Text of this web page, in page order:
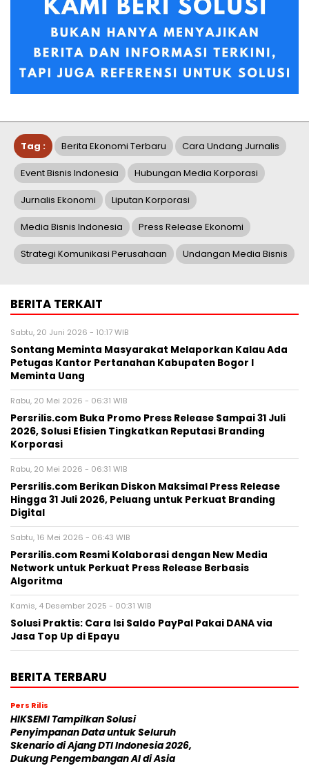
Tag : Berita Ekonomi Terbaru Cara Undang Jurnalis
Event Bisnis Indonesia Hubungan Media Korporasi
Jurnalis Ekonomi Liputan Korporasi
Media Bisnis Indonesia Press Release Ekonomi
Strategi Komunikasi Perusahaan Undangan Media Bisnis
BERITA TERKAIT
Sabtu, 20 Juni 2026 - 10:17 WIB
Sontang Meminta Masyarakat Melaporkan Kalau Ada
Petugas Kantor Pertanahan Kabupaten Bogor I
Meminta Uang
Rabu, 20 Mei 2026 - 06:31 WIB
Persrilis.com Buka Promo Press Release Sampai 31 Juli
2026, Solusi Efisien Tingkatkan Reputasi Branding
Korporasi
Rabu, 20 Mei 2026 - 06:31 WIB
Persrilis.com Berikan Diskon Maksimal Press Release
Hingga 31 Juli 2026, Peluang untuk Perkuat Branding
Digital
Sabtu, 16 Mei 2026 - 06:43 WIB
Persrilis.com Resmi Kolaborasi dengan New Media
Network untuk Perkuat Press Release Berbasis
Algoritma
Kamis, 4 Desember 2025 - 00:31 WIB
Solusi Praktis: Cara Isi Saldo PayPal Pakai DANA via
Jasa Top Up di Epayu
BERITA TERBARU
Pers Rilis
HIKSEMI Tampilkan Solusi
Penyimpanan Data untuk Seluruh
Skenario di Ajang DTI Indonesia 2026,
Dukung Pengembangan AI di Asia